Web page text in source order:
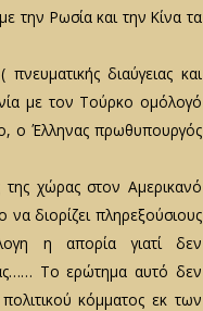
την Ρωσία και την Κίνα τα
διαύγειας και
με τον Τούρκο ομόλογό
ο Έλληνας πρωθυπουργός
χώρας στον Αμερικανό
διορίζει πληρεξούσιους
η απορία γιατί δεν
Το ερώτημα αυτό δεν
κόμματος εκ των